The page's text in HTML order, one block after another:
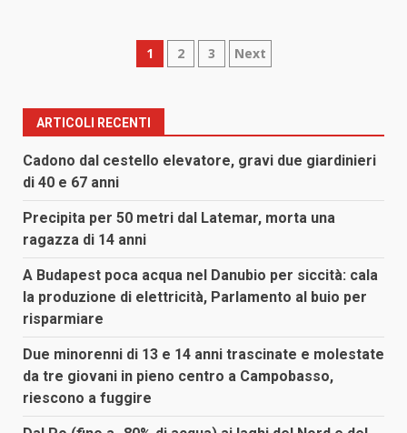
Paginazione
articoli
1 2 3 Next
ARTICOLI RECENTI
Cadono dal cestello elevatore, gravi due giardinieri
di 40 e 67 anni
Precipita per 50 metri dal Latemar, morta una
ragazza di 14 anni
A Budapest poca acqua nel Danubio per siccità: cala
la produzione di elettricità, Parlamento al buio per
risparmiare
Due minorenni di 13 e 14 anni trascinate e molestate
da tre giovani in pieno centro a Campobasso,
riescono a fuggire